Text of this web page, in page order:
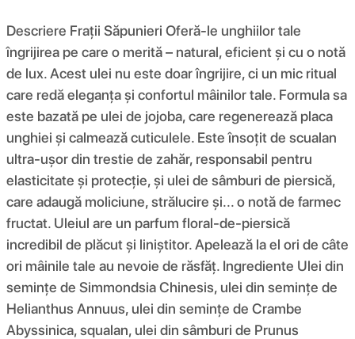
Descriere Frații Săpunieri Oferă-le unghiilor tale
îngrijirea pe care o merită – natural, eficient și cu o notă
de lux. Acest ulei nu este doar îngrijire, ci un mic ritual
care redă eleganța și confortul mâinilor tale. Formula sa
este bazată pe ulei de jojoba, care regenerează placa
unghiei și calmează cuticulele. Este însoțit de scualan
ultra-ușor din trestie de zahăr, responsabil pentru
elasticitate și protecție, și ulei de sâmburi de piersică,
care adaugă moliciune, strălucire și... o notă de farmec
fructat. Uleiul are un parfum floral-de-piersică
incredibil de plăcut și liniștitor. Apelează la el ori de câte
ori mâinile tale au nevoie de răsfăț. Ingrediente Ulei din
semințe de Simmondsia Chinesis, ulei din semințe de
Helianthus Annuus, ulei din semințe de Crambe
Abyssinica, squalan, ulei din sâmburi de Prunus